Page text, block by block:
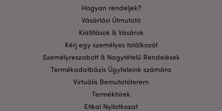
Hogyan rendeljek?
Vásárlási Útmutató
Kiállítások & Vásárok
Kérj egy személyes találkozót
Személyreszabott & Nagytételű Rendelések
Termékadatbázis Ügyfeleink számára
Virtuális Bemutatóterem
Termékhírek
Etikai Nyilatkozat
Funkcionalitás
A weboldal működéséhez feltétlenül szükséges sütik
lehetővé teszik a webhely alapvető funkcióit,
például a felhasználói bejelentkezést és a
fiókkezelést. A weboldal nem használható
megfelelően a feltétlenül szükséges sütik nélkül.
CookieScriptConsent